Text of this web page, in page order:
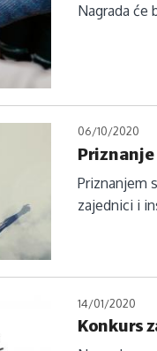
Nagrada će
06/10/2020
Priznanjem
zajednici i
14/01/2020
Konkurs